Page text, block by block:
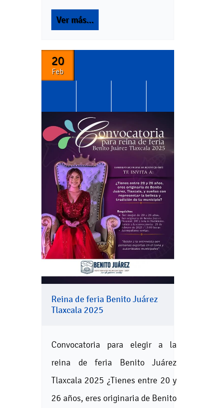
Ver más...
20
Feb
Reina de feria Benito Juárez
Tlaxcala 2025
Convocatoria para elegir a la
reina de feria Benito Juárez
Tlaxcala 2025 ¿Tienes entre 20 y
26 años, eres originaria de Benito